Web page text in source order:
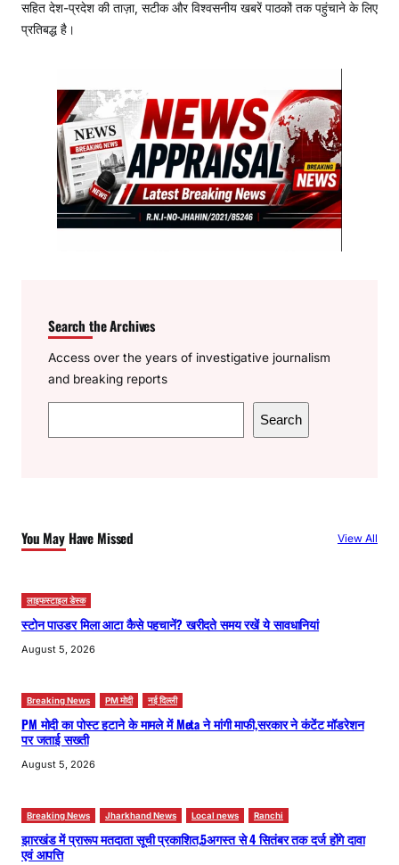
सहित देश-प्रदेश की ताज़ा, सटीक और विश्वसनीय खबरें पाठकों तक पहुंचाने के लिए
प्रतिबद्ध है।
Search the Archives
Access over the years of investigative journalism
and breaking reports
e
h
Search
You May Have Missed View All
लाइफस्टाइल डेस्क
स्टोन पाउडर मिला आटा कैसे पहचानें? खरीदते समय रखें ये सावधानियां
August 5, 2026
Breaking News PM मोदी नई दिल्ली
PM मोदी का पोस्ट हटाने के मामले में Meta ने मांगी माफी,सरकार ने कंटेंट मॉडरेशन
पर जताई सख्ती
August 5, 2026
Breaking News Jharkhand News Local news Ranchi
झारखंड में प्रारूप मतदाता सूची प्रकाशित,5अगस्त से 4 सितंबर तक दर्ज होंगे दावा
एवं आपत्ति